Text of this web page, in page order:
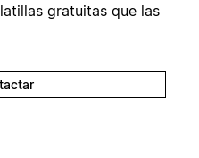
gratuitas que las